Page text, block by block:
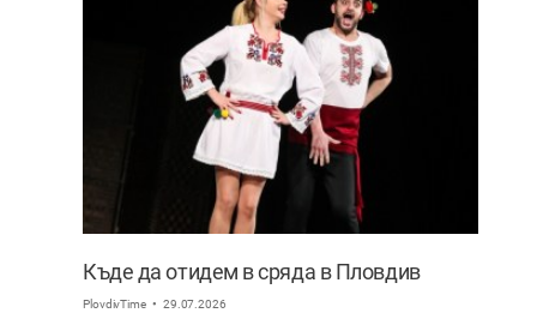
Къде да отидем в сряда в Пловдив
PlovdivTime 29.07.2026